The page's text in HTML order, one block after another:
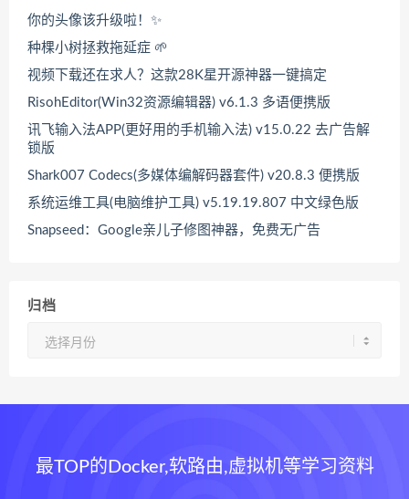
你的头像该升级啦！✨
种棵小树拯救拖延症 🌱
视频下载还在求人？这款28K星开源神器一键搞定
RisohEditor(Win32资源编辑器) v6.1.3 多语便携版
讯飞输入法APP(更好用的手机输入法) v15.0.22 去广告解
锁版
Shark007 Codecs(多媒体编解码器套件) v20.8.3 便携版
系统运维工具(电脑维护工具) v5.19.19.807 中文绿色版
Snapseed：Google亲儿子修图神器，免费无广告
归档
最TOP的Docker,软路由,虚拟机等学习资料